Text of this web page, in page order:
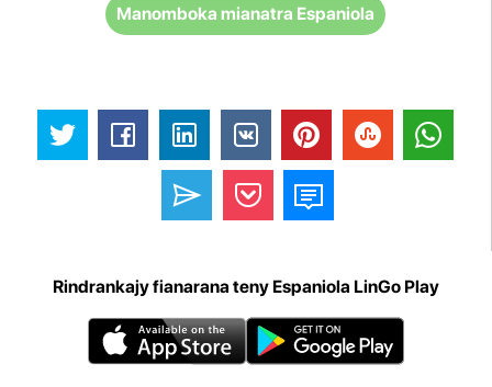
Manomboka mianatra Espaniola
Rindrankajy fianarana teny Espaniola LinGo Play